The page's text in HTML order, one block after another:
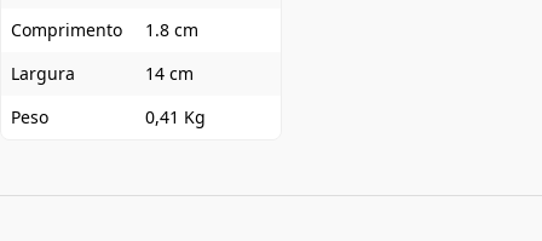
Comprimento
1.8 cm
Largura
14 cm
Peso
0,41 Kg